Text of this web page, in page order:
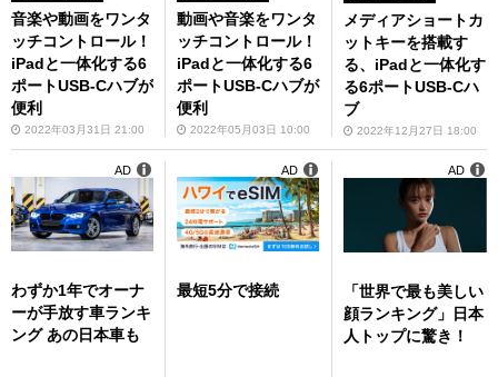
音楽や動画をワンタ
ッチコントロール！
iPadと一体化する6
ポートUSB-Cハブが
便利
2022年03月31日 21:00
動画や音楽をワンタ
ッチコントロール！
iPadと一体化する6
ポートUSB-Cハブが
便利
2022年05月03日 10:00
メディアショートカ
ットキーを搭載す
る、iPadと一体化す
る6ポートUSB-Cハ
ブ
2022年12月27日 18:00
わずか1年でオーナ
ーが手放す車ランキ
ング あの日本車も
AD
最短5分で接続
AD
「世界で最も美しい
顔ランキング」日本
人トップに驚き！
AD